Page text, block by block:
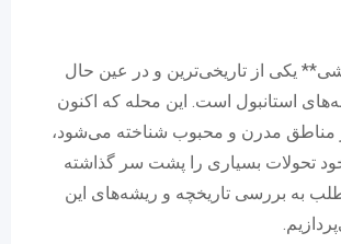
یکی از تاریخی‌ترین و در عین حال
استانبول است. این محله که اکنون
مناطق مدرن و محبوب شناخته می‌شود،
تحولات بسیاری را پشت سر گذاشته
به بررسی تاریخچه و ریشه‌های این